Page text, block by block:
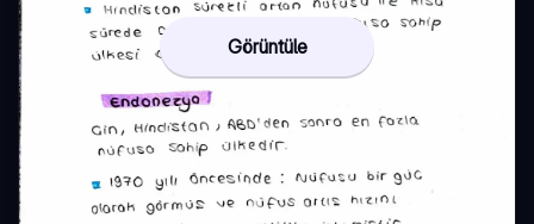
Görüntüle